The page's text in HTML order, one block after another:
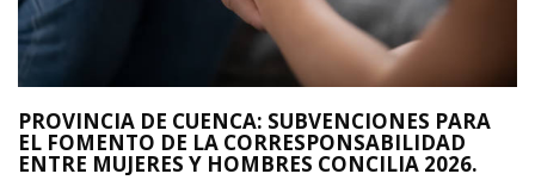
PROVINCIA DE CUENCA: SUBVENCIONES PARA
EL FOMENTO DE LA CORRESPONSABILIDAD
ENTRE MUJERES Y HOMBRES CONCILIA 2026.